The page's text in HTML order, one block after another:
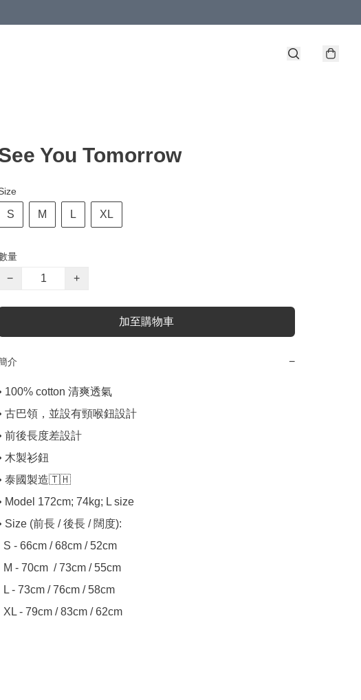
You Tomorrow
S M L XL
量
− +
加至購物車
介 −
100% cotton 清爽透氣
古巴領，並設有頸喉鈕設計
前後長度差設計
木製衫鈕
泰國製造🇹🇭
Model 172cm; 74kg; L size
Size (前長 / 後長 / 闊度):
  XL - 79cm / 83cm / 62cm